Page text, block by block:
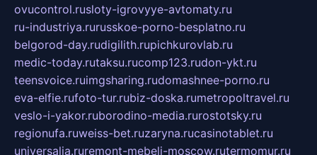
ovucontrol.rusloty-igrovyye-avtomaty.ru
ru-industriya.rurusskoe-porno-besplatno.ru
belgorod-day.rudigilith.rupichkurovlab.ru
medic-today.rutaksu.rucomp123.rudon-ykt.ru
teensvoice.ruimgsharing.rudomashnee-porno.ru
eva-elfie.rufoto-tur.rubiz-doska.rumetropoltravel.ru
veslo-i-yakor.ruborodino-media.rurostotsky.ru
regionufa.ruweiss-bet.ruzaryna.rucasinotablet.ru
universalia.ruremont-mebeli-moscow.rutermomur.ru